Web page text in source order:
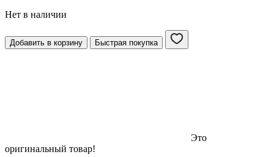
Нет в наличии
Добавить в корзину Быстрая покупка
Это
оригинальный товар!